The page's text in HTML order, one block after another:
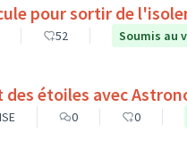
pour sortir de
52 Soumis au
0 0